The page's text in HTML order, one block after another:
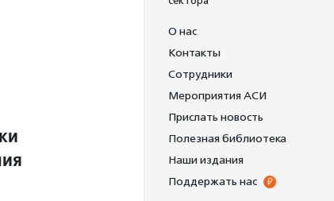
О нас
Контакты
Сотрудники
Мероприятия АСИ
Прислать новость
Полезная библиотека
Наши издания
Поддержать нас